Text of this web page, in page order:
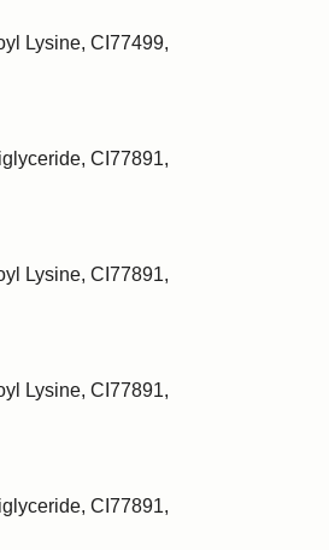
Lysine, CI77499,
CI77891,
Lysine, CI77891,
Lysine, CI77891,
CI77891,